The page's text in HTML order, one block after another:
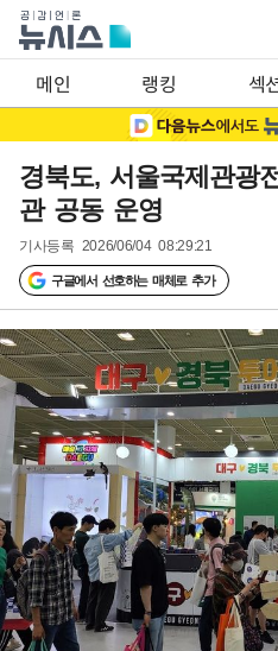
메인 랭킹 섹
경북도, 서울국제관광
관 공동 운영
기사등록 2026/06/04 08:29:21
구글에서 선호하는 매체로 추가